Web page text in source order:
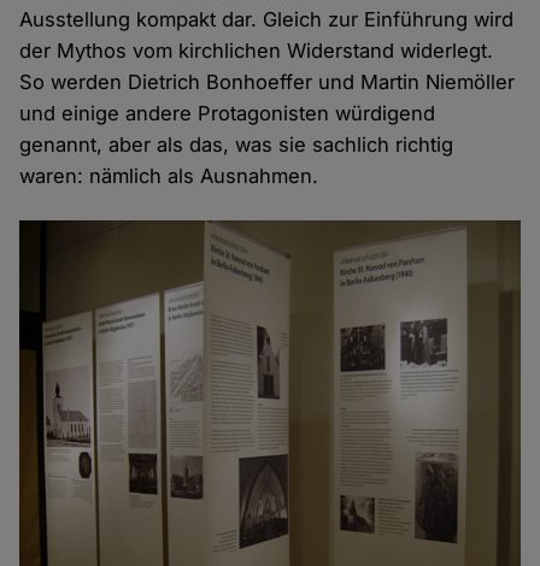
Ausstellung kompakt dar. Gleich zur Einführung wird
der Mythos vom kirchlichen Widerstand widerlegt.
So werden Dietrich Bonhoeffer und Martin Niemöller
und einige andere Protagonisten würdigend
genannt, aber als das, was sie sachlich richtig
waren: nämlich als Ausnahmen.